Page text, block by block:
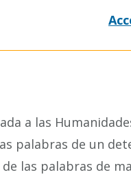
a las
palabras de un
las palabras de